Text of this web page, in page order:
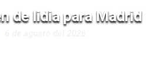
de lidia para Madrid